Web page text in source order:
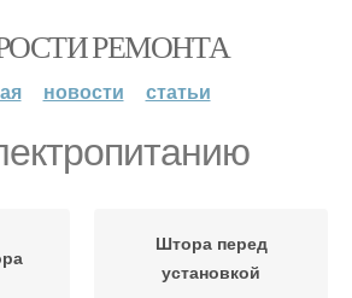
РЕМОНТА
новости статьи
Штора перед
установкой